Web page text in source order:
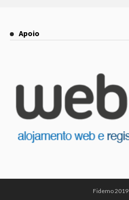
Apoio
Fidemo 2019